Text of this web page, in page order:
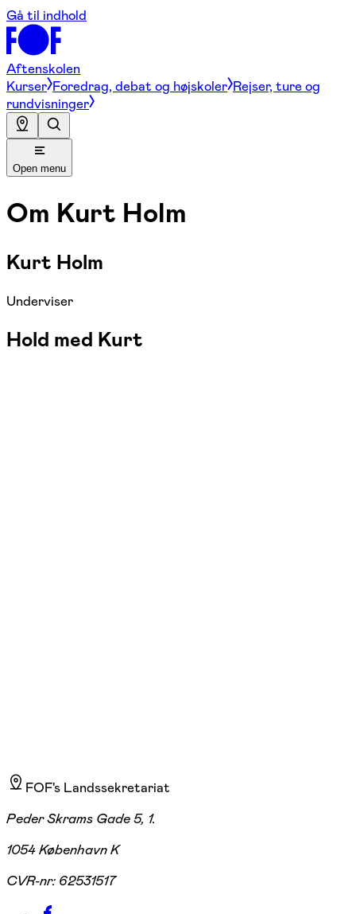
Gå til indhold
Aftenskolen
Kurser Foredrag, debat og højskoler Rejser, ture og
rundvisninger
Open menu
Om Kurt Holm
Kurt Holm
Underviser
Hold med Kurt
FOF's Landssekretariat
Peder Skrams Gade 5, 1.
1054 København K
CVR-nr: 62531517